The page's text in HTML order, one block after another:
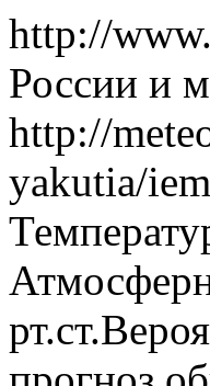
http://
России и
http://
yakutia/